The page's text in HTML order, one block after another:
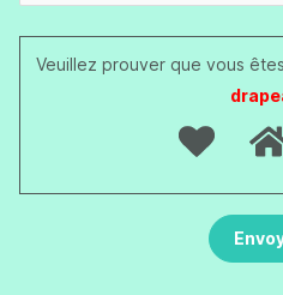
Veuillez prouver que vous